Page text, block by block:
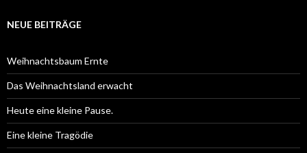
e
c
h
:
NEUE BEITRÄGE
Weihnachtsbaum Ernte
Das Weihnachtsland erwacht
Heute eine kleine Pause.
Eine kleine Tragödie